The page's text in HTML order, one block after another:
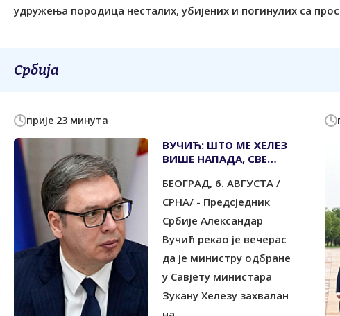
удружења породица несталих, убијених и погинулих са
Србија
прије 23 минута
ВУЧИЋ: ШТО МЕ ХЕЛЕЗ
ВИШЕ НАПАДА, СВЕ
У БиХ
БЕОГРАД, 6. АВГУСТА /
СРНА/ - Предсједник
Србије Александар
Вучић рекао је вечерас
да је министру одбране
у Савјету министара
Зукану Хелезу захвалан